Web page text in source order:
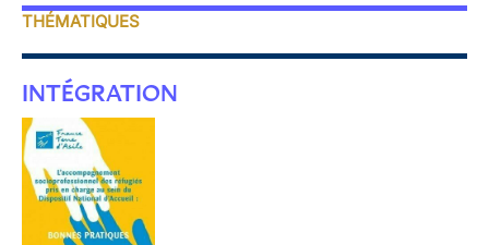
THÉMATIQUES
INTÉGRATION